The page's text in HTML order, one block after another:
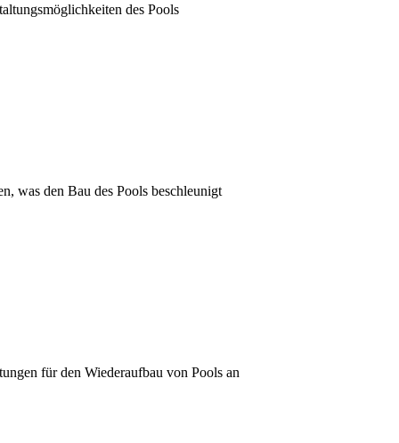
des Pools
was den Bau des Pools beschleunigt
für den Wiederaufbau von Pools an